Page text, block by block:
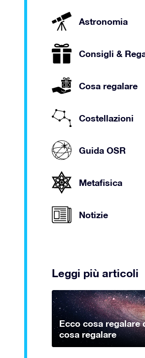
Astronomia
Consigli &
Cosa regalare
Costellazioni
Guida OSR
Metafisica
Notizie
Leggi più articoli
Ecco cosa regalare
cosa regalare